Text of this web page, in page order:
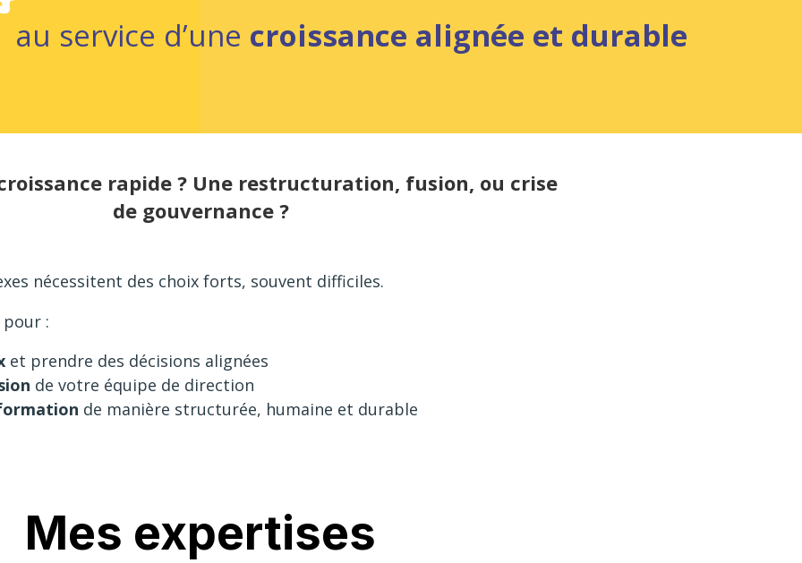
au service d’une croissance alignée et durable
rapide ? Une restructuration, fusion, ou crise
de gouvernance ?
nécessitent des choix forts, souvent difficiles.
pour :
et prendre des décisions alignées
de votre équipe de direction
de manière structurée, humaine et durable
Mes expertises